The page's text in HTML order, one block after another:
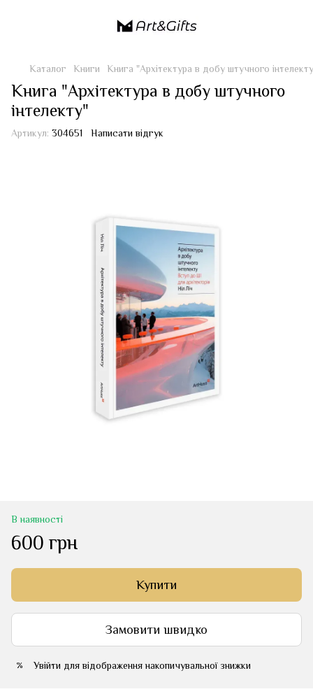
Каталог Книги Книга "Архітектура в добу штучного
Книга "Архітектура в добу штучного
інтелекту"
Артикул: 304651 Написати відгук
В наявності
600 грн
Купити
Замовити швидко
% Увійти для відображення накопичувальної знижки